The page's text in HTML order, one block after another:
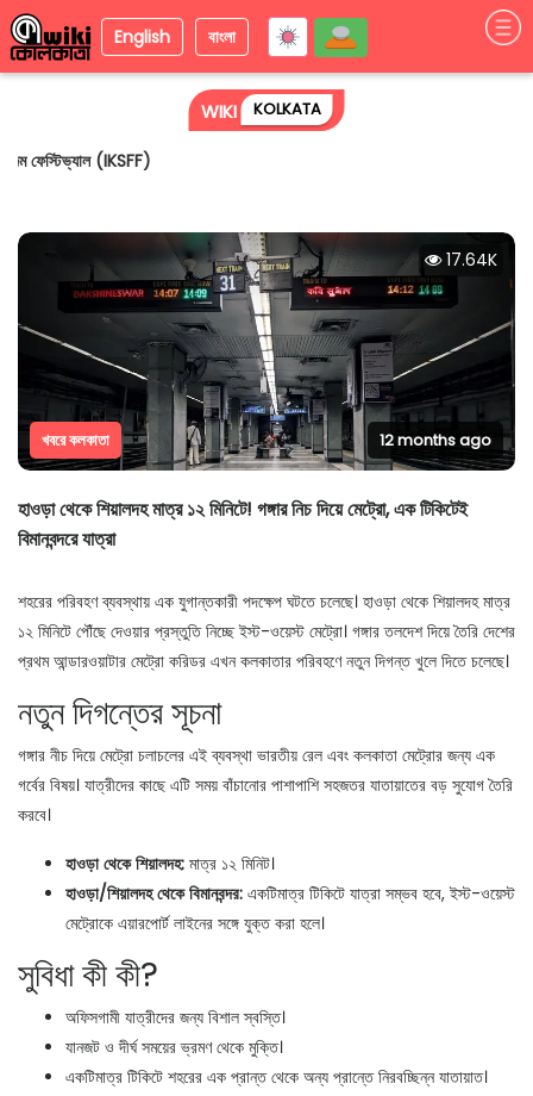
English বাংলা
WIKI KOLKATA
বিশ্ব পরিবেশ দিবসে পরিবেশ রক্ষার বার্তা ছড়াল আন্তর্জাতিক কলকাতা শর্ট ফিল্ম ফেস্টিভ্যাল
হাওড়া থেকে শিয়ালদহ মাত্র ১২ মিনিটে! গঙ্গার নিচ দিয়ে মেট্রো, এক টিকিটেই
বিমানবন্দরে যাত্রা
17.64K
খবরে কলকাতা 12 months ago
শহরের পরিবহণ ব্যবস্থায় এক যুগান্তকারী পদক্ষেপ ঘটতে চলেছে। হাওড়া থেকে শিয়ালদহ মাত্র
১২ মিনিটে পৌঁছে দেওয়ার প্রস্তুতি নিচ্ছে ইস্ট-ওয়েস্ট মেট্রো। গঙ্গার তলদেশ দিয়ে তৈরি দেশের
প্রথম আন্ডারওয়াটার মেট্রো করিডর এখন কলকাতার পরিবহণে নতুন দিগন্ত খুলে দিতে চলেছে।
নতুন দিগন্তের সূচনা
গঙ্গার নীচ দিয়ে মেট্রো চলাচলের এই ব্যবস্থা ভারতীয় রেল এবং কলকাতা মেট্রোর জন্য এক
গর্বের বিষয়। যাত্রীদের কাছে এটি সময় বাঁচানোর পাশাপাশি সহজতর যাতায়াতের বড় সুযোগ তৈরি
করবে।
হাওড়া থেকে শিয়ালদহ: মাত্র ১২ মিনিট।
হাওড়া/শিয়ালদহ থেকে বিমানবন্দর: একটিমাত্র টিকিটে যাত্রা সম্ভব হবে, ইস্ট-ওয়েস্ট
মেট্রোকে এয়ারপোর্ট লাইনের সঙ্গে যুক্ত করা হলে।
সুবিধা কী কী?
অফিসগামী যাত্রীদের জন্য বিশাল স্বস্তি।
যানজট ও দীর্ঘ সময়ের ভ্রমণ থেকে মুক্তি।
একটিমাত্র টিকিটে শহরের এক প্রান্ত থেকে অন্য প্রান্তে নিরবচ্ছিন্ন যাতায়াত।